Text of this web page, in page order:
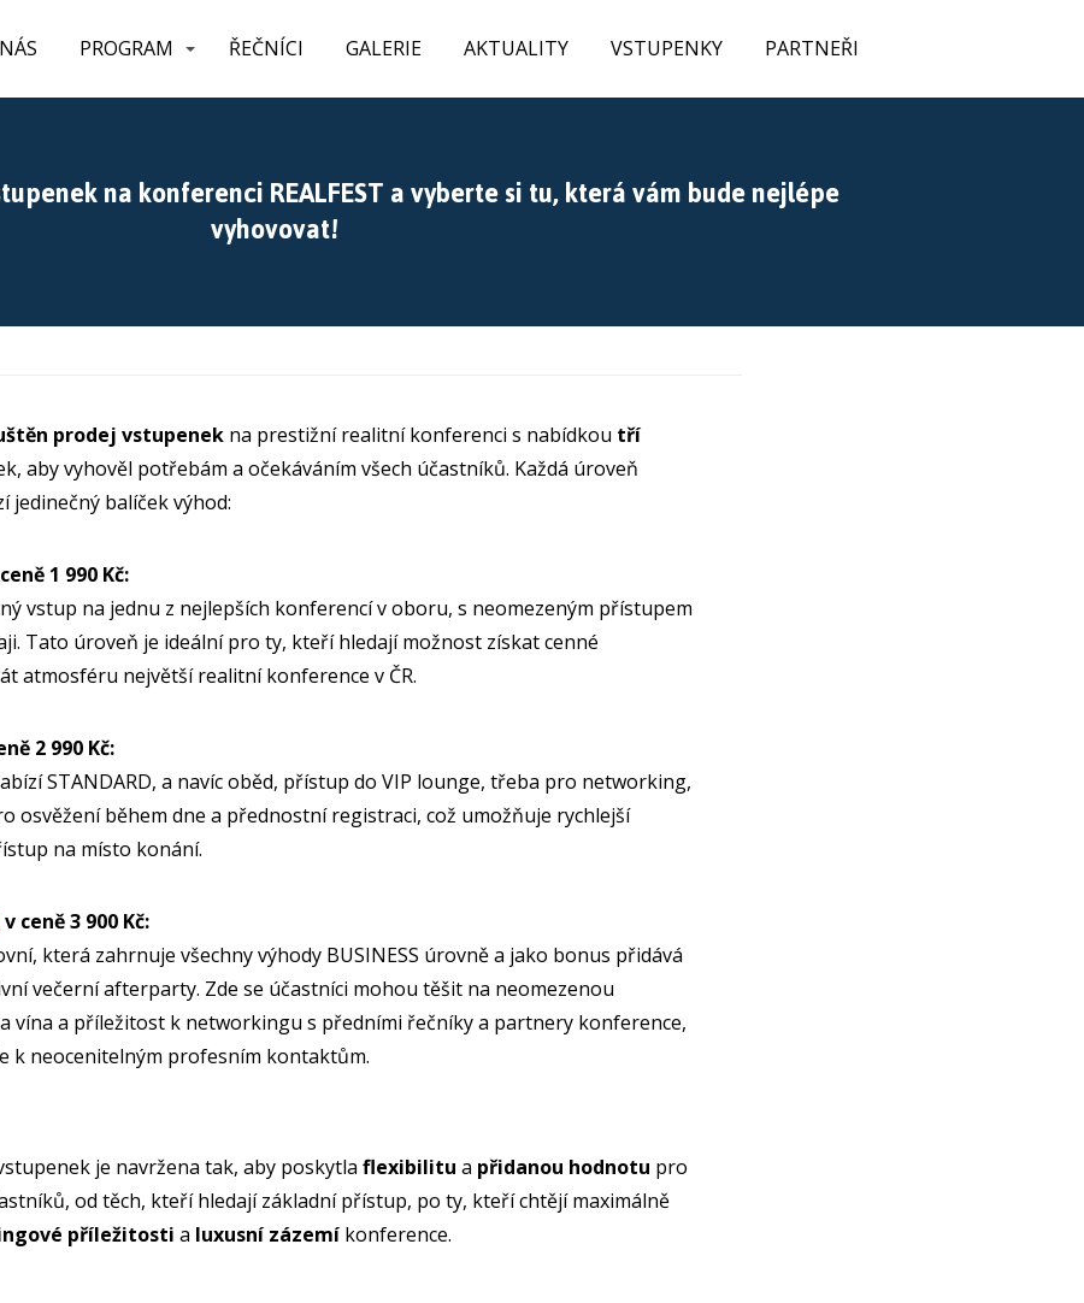
PROGRAM ŘEČNÍCI GALERIE AKTUALITY VSTUPENKY PARTNEŘI
na konferenci REALFEST a vyberte si tu, která vám bude nejlépe
vyhovovat!
prodej vstupenek na prestižní realitní konferenci s nabídkou tří
aby vyhověl potřebám a očekáváním všech účastníků. Každá úroveň
jedinečný balíček výhod:
1 990 Kč:
vstup na jednu z nejlepších konferencí v oboru, s neomezeným přístupem
Tato úroveň je ideální pro ty, kteří hledají možnost získat cenné
atmosféru největší realitní konference v ČR.
2 990 Kč:
STANDARD, a navíc oběd, přístup do VIP lounge, třeba pro networking,
osvěžení během dne a přednostní registraci, což umožňuje rychlejší
na místo konání.
v ceně 3 900 Kč:
která zahrnuje všechny výhody BUSINESS úrovně a jako bonus přidává
večerní afterparty. Zde se účastníci mohou těšit na neomezenou
vína a příležitost k networkingu s předními řečníky a partnery konference,
k neocenitelným profesním kontaktům.
je navržena tak, aby poskytla flexibilitu a přidanou hodnotu pro
od těch, kteří hledají základní přístup, po ty, kteří chtějí maximálně
příležitosti a luxusní zázemí konference​​​​.